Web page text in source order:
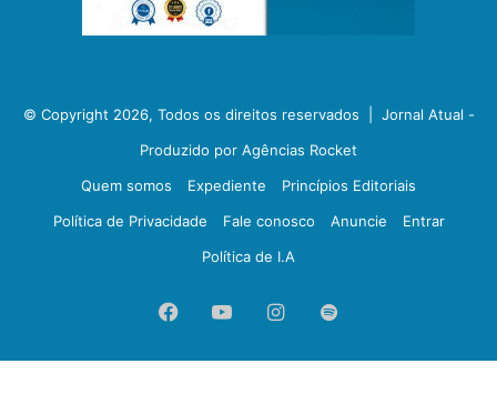
© Copyright 2026, Todos os direitos reservados | Jornal Atual -
Produzido por Agências Rocket
Quem somos
Expediente
Princípios Editoriais
Política de Privacidade
Fale conosco Anuncie
Entrar
Política de I.A
FacebookYouTubeInstagram
Spotify